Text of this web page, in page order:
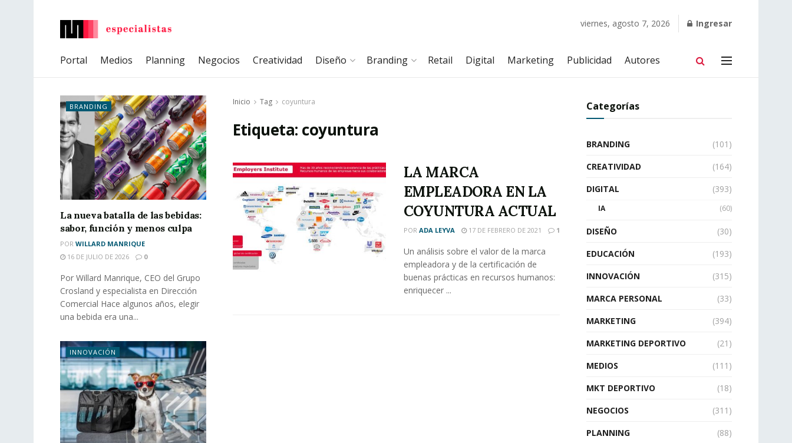
viernes, agosto 7, 2026 Ingresar
Portal Medios Planning Negocios Creatividad Diseño Branding Retail Digital Marketing Publicidad Autores
Inicio Tag coyuntura
Etiqueta: coyuntura
LA MARCA
EMPLEADORA EN LA
COYUNTURA ACTUAL
POR ADA LEYVA 17 DE FEBRERO DE 2021 1
Un análisis sobre el valor de la marca
empleadora y de la certificación de
buenas prácticas en recursos humanos:
enriquecer ...
BRANDING
La nueva batalla de las bebidas:
sabor, función y menos culpa
POR WILLARD MANRIQUE
16 DE JULIO DE 2026
0
Por Willard Manrique, CEO del Grupo
Crosland y especialista en Dirección
Comercial Hace algunos años, elegir
una bebida era una...
INNOVACIÓN
Categorías
BRANDING
(101)
CREATIVIDAD
(164)
DIGITAL
(393)
IA (60)
DISEÑO
(30)
EDUCACIÓN
(193)
INNOVACIÓN
(315)
MARCA PERSONAL
(33)
MARKETING
(394)
MARKETING DEPORTIVO
(21)
MEDIOS
(111)
MKT DEPORTIVO
(18)
NEGOCIOS
(311)
PLANNING
(88)